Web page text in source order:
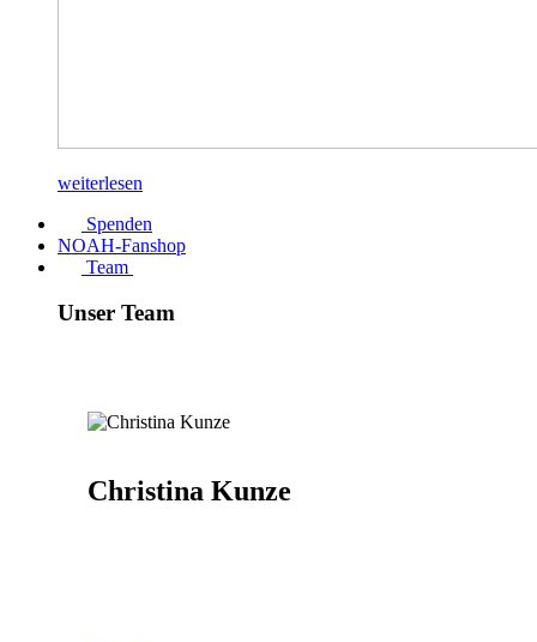
weiterlesen
Spenden
NOAH-Fanshop
Team
Unser Team
Christina Kunze